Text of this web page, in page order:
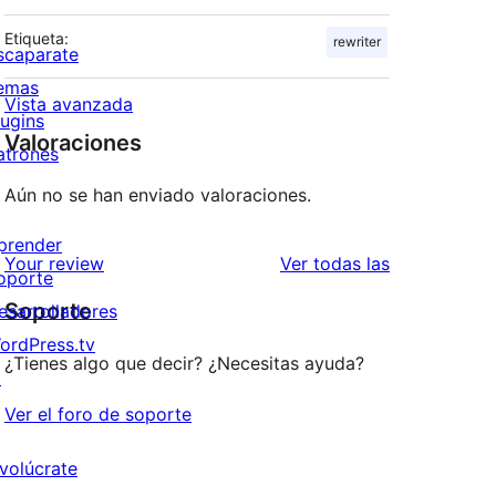
Etiqueta: rewriter
Vista avanzada
Valoraciones
Aún no se han enviado valoraciones.
Your review Ver todas lasvaloraciones
Soporte
¿Tienes algo que decir? ¿Necesitas ayuda?
Ver el foro de soporte